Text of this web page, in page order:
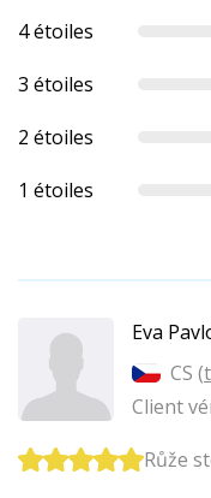
4 étoiles
3 étoiles
2 étoiles
1 étoiles
Eva
CS (
Client
Růže